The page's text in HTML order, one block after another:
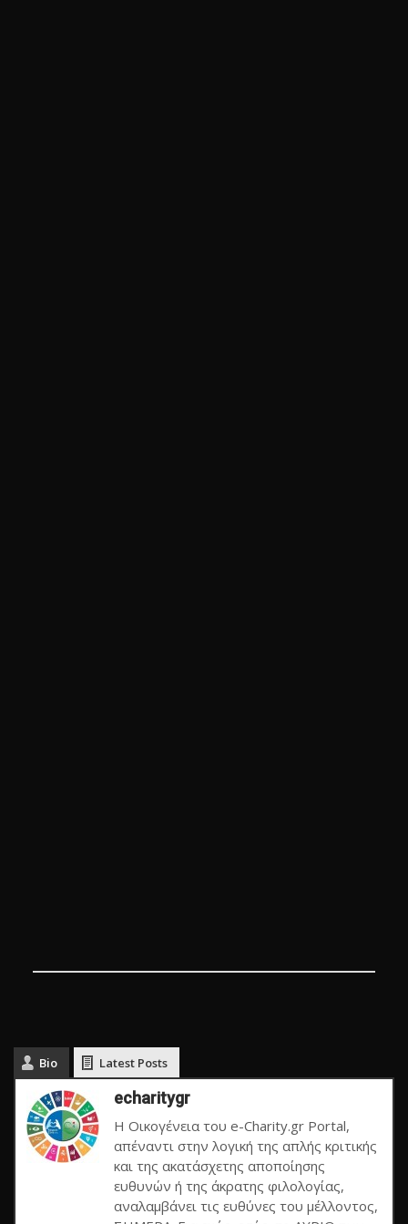
Bio Latest Posts
echaritygr
Η Οικογένεια του e-Charity.gr Portal,
απέναντι στην λογική της απλής κριτικής
και της ακατάσχετης αποποίησης
ευθυνών ή της άκρατης φιλολογίας,
αναλαμβάνει τις ευθύνες του μέλλοντος,